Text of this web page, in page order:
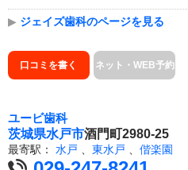
▶ ジェイズ歯科のページを見る
口コミを書く ネット・WEB予約
ユービ歯科
茨城県水戸市酒門町2980-25
最寄駅： 水戸 東水戸 偕楽園